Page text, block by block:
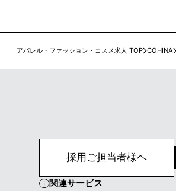
アパレル・ファッション・コスメ求人 TOP COHINA
採用ご担当者様ヘ
関連サービス